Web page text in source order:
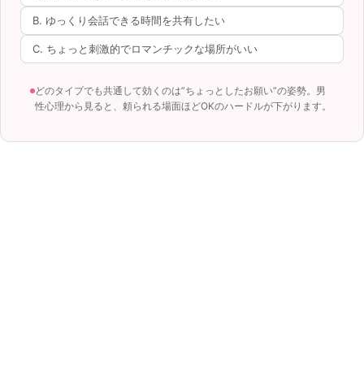
B. ゆっくり会話できる時間を共有したい
C. ちょっと刺激的でロマンチックな場所がいい
どのタイプでも共通して効くのは”ちょっとしたお願い”の姿勢。男
性心理から見ると、頼られる場面ほどOKのハードルが下がります。